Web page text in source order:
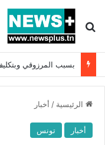
بحث عن
الرئيسية / أخبار
أخبار تونس